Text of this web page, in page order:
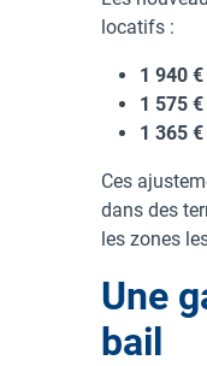
locatifs :
1 940
1 575
1 365
Ces
dans des
les zones
Une
bail